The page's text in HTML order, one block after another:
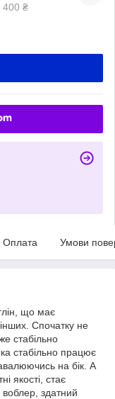
400 ₴
Оплата Умови
що має
Спочатку не
стабільно
стабільно працює
на бік. А
якості, стає
здатний